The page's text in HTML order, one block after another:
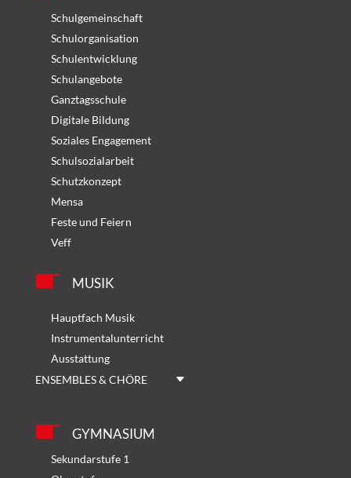
Schulgemeinschaft
Schulorganisation
Schulentwicklung
Schulangebote
Ganztagsschule
Digitale Bildung
Soziales Engagement
Schulsozialarbeit
Schutzkonzept
Mensa
Feste und Feiern
Veff
MUSIK
Hauptfach Musik
Instrumentalunterricht
Ausstattung
ENSEMBLES & CHÖRE
GYMNASIUM
Sekundarstufe 1